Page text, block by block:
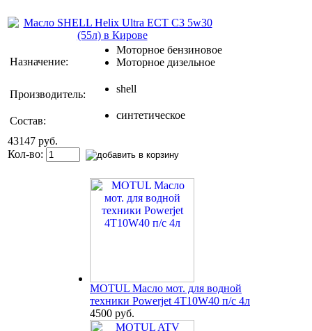
Назначение:
Моторное бензиновое
Моторное дизельное
Производитель: shell
Состав: синтетическое
43147 руб.
Кол-во:
MOTUL Масло мот. для водной
техники Powerjet 4T10W40 п/с 4л
4500 руб.